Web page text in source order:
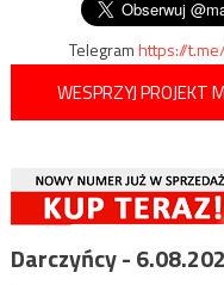
Telegramhttps://
WESPRZYJ PROJEKT
Darczyńcy -